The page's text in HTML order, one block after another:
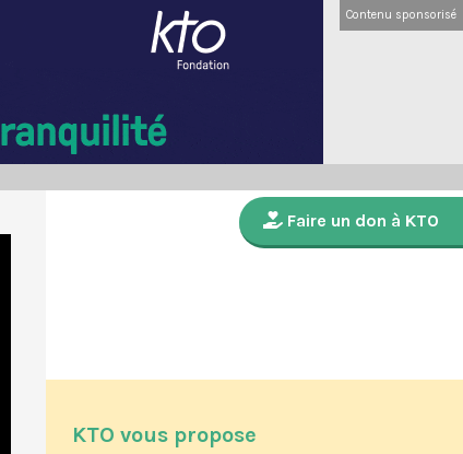
Contenu sponsorisé
Faire un don à KTO
KTO vous propose